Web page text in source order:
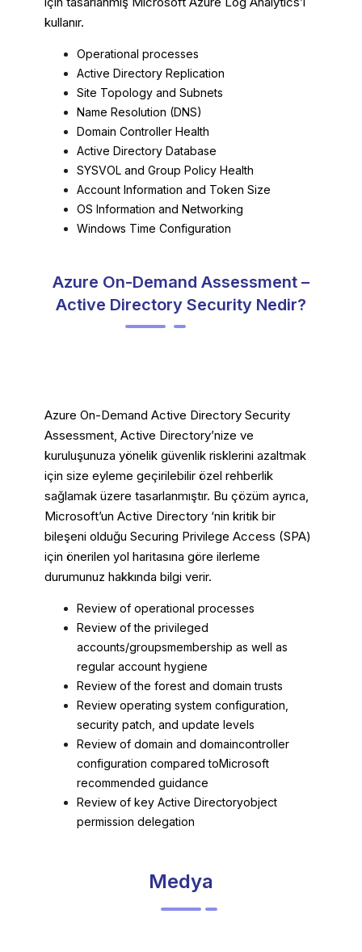
kullanır.
Operational processes
Active Directory Replication
Site Topology and Subnets
Name Resolution (DNS)
Domain Controller Health
Active Directory Database
SYSVOL and Group Policy Health
Account Information and Token Size
OS Information and Networking
Windows Time Configuration
Azure On-Demand Assessment –
Active Directory Security Nedir?
Azure On-Demand Active Directory Security
Assessment, Active Directory’nize ve
kuruluşunuza yönelik güvenlik risklerini azaltmak
için size eyleme geçirilebilir özel rehberlik
sağlamak üzere tasarlanmıştır. Bu çözüm ayrıca,
Microsoft’un Active Directory ‘nin kritik bir
bileşeni olduğu Securing Privilege Access (SPA)
için önerilen yol haritasına göre ilerleme
durumunuz hakkında bilgi verir.
Review of operational processes
Review of the privileged
accounts/groupsmembership as well as
regular account hygiene
Review of the forest and domain trusts
Review operating system configuration,
security patch, and update levels
Review of domain and domaincontroller
configuration compared toMicrosoft
recommended guidance
Review of key Active Directoryobject
permission delegation
Medya